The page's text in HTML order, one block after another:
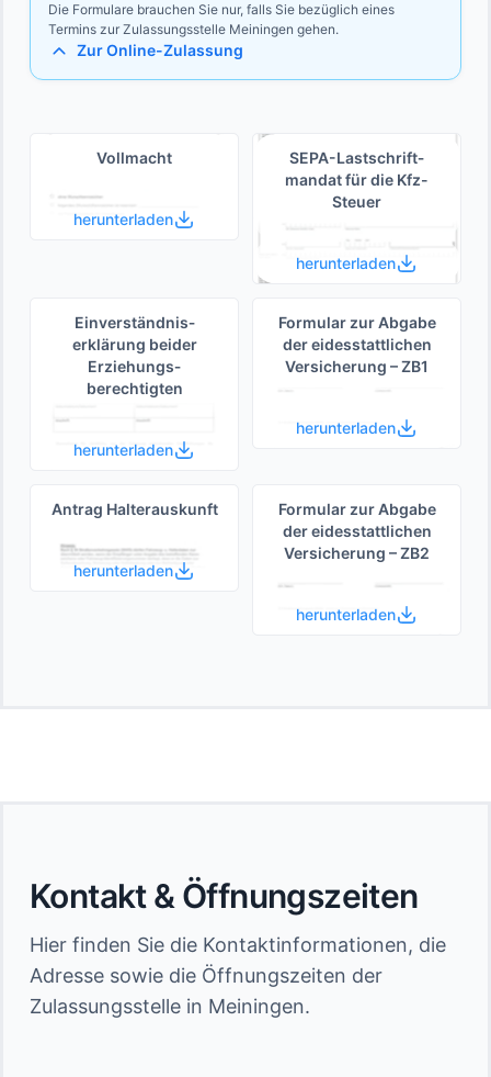
Die Formulare brauchen Sie nur, falls Sie bezüglich eines
Termins zur Zulassungsstelle Meiningen gehen.
Zur Online-Zulassung
Vollmacht
herunterladen
SEPA-Lastschrift­
mandat für die Kfz-
Steuer
herunterladen
Einverständnis­
erklärung beider
Erziehungs­
berechtigten
herunterladen
Formular zur Abgabe
der eides­stattlichen
Versicherung – ZB1
herunterladen
Antrag Halterauskunft
herunterladen
Formular zur Abgabe
der eides­stattlichen
Versicherung – ZB2
herunterladen
Kontakt & Öffnungszeiten
Hier finden Sie die Kontaktinformationen, die
Adresse sowie die Öffnungszeiten der
Zulassungsstelle in Meiningen.